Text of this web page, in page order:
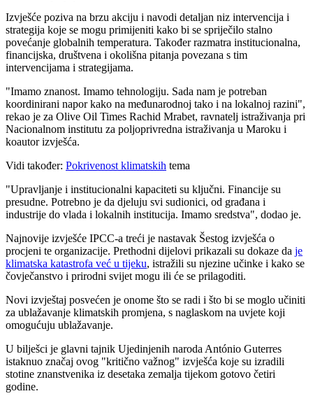
Izvješće poziva na brzu akciju i navodi detaljan niz intervencija i
strategija koje se mogu primijeniti kako bi se spriječilo stalno
povećanje globalnih temperatura. Također razmatra institucionalna,
financijska, društvena i okolišna pitanja povezana s tim
intervencijama i strategijama.
"Imamo znanost. Imamo tehnologiju. Sada nam je potreban
koordinirani napor kako na međunarodnoj tako i na lokalnoj razini",
rekao je za Olive Oil Times Rachid Mrabet, ravnatelj istraživanja pri
Nacionalnom institutu za poljoprivredna istraživanja u Maroku i
koautor izvješća.
Vidi također: Pokrivenost klimatskih tema
"Upravljanje i institucionalni kapaciteti su ključni. Financije su
presudne. Potrebno je da djeluju svi sudionici, od građana i
industrije do vlada i lokalnih institucija. Imamo sredstva", dodao je.
Najnovije izvješće IPCC-a treći je nastavak Šestog izvješća o
procjeni te organizacije. Prethodni dijelovi prikazali su dokaze da je
klimatska katastrofa već u tijeku, istražili su njezine učinke i kako se
čovječanstvo i prirodni svijet mogu ili će se prilagoditi.
Novi izvještaj posvećen je onome što se radi i što bi se moglo učiniti
za ublažavanje klimatskih promjena, s naglaskom na uvjete koji
omogućuju ublažavanje.
U bilješci je glavni tajnik Ujedinjenih naroda António Guterres
istaknuo značaj ovog "kritično važnog" izvješća koje su izradili
stotine znanstvenika iz desetaka zemalja tijekom gotovo četiri
godine.